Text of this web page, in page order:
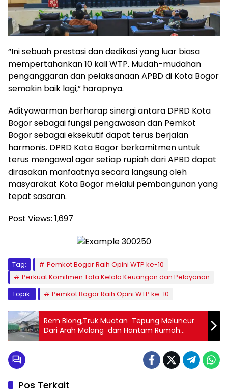
“Ini sebuah prestasi dan dedikasi yang luar biasa
mempertahankan 10 kali WTP. Mudah-mudahan
penganggaran dan pelaksanaan APBD di Kota Bogor
semakin baik lagi,” harapnya.
Adityawarman berharap sinergi antara DPRD Kota
Bogor sebagai fungsi pengawasan dan Pemkot
Bogor sebagai eksekutif dapat terus berjalan
harmonis. DPRD Kota Bogor berkomitmen untuk
terus mengawal agar setiap rupiah dari APBD dapat
dirasakan manfaatnya secara langsung oleh
masyarakat Kota Bogor melalui pembangunan yang
tepat sasaran.
Post Views: 1,697
Tag:
Pemkot Bogor Raih Opini WTP ke-10
Perkuat Komitmen Tata Kelola Keuangan dan Pelayanan
Topik:
Pemkot Bogor Raih Opini WTP ke-10
Rem Blong,Truk Muatan Tepung Meluncur
Dari Arah Malang dan Hantam Rumah
Warga di Kepulungan
Pos Terkait